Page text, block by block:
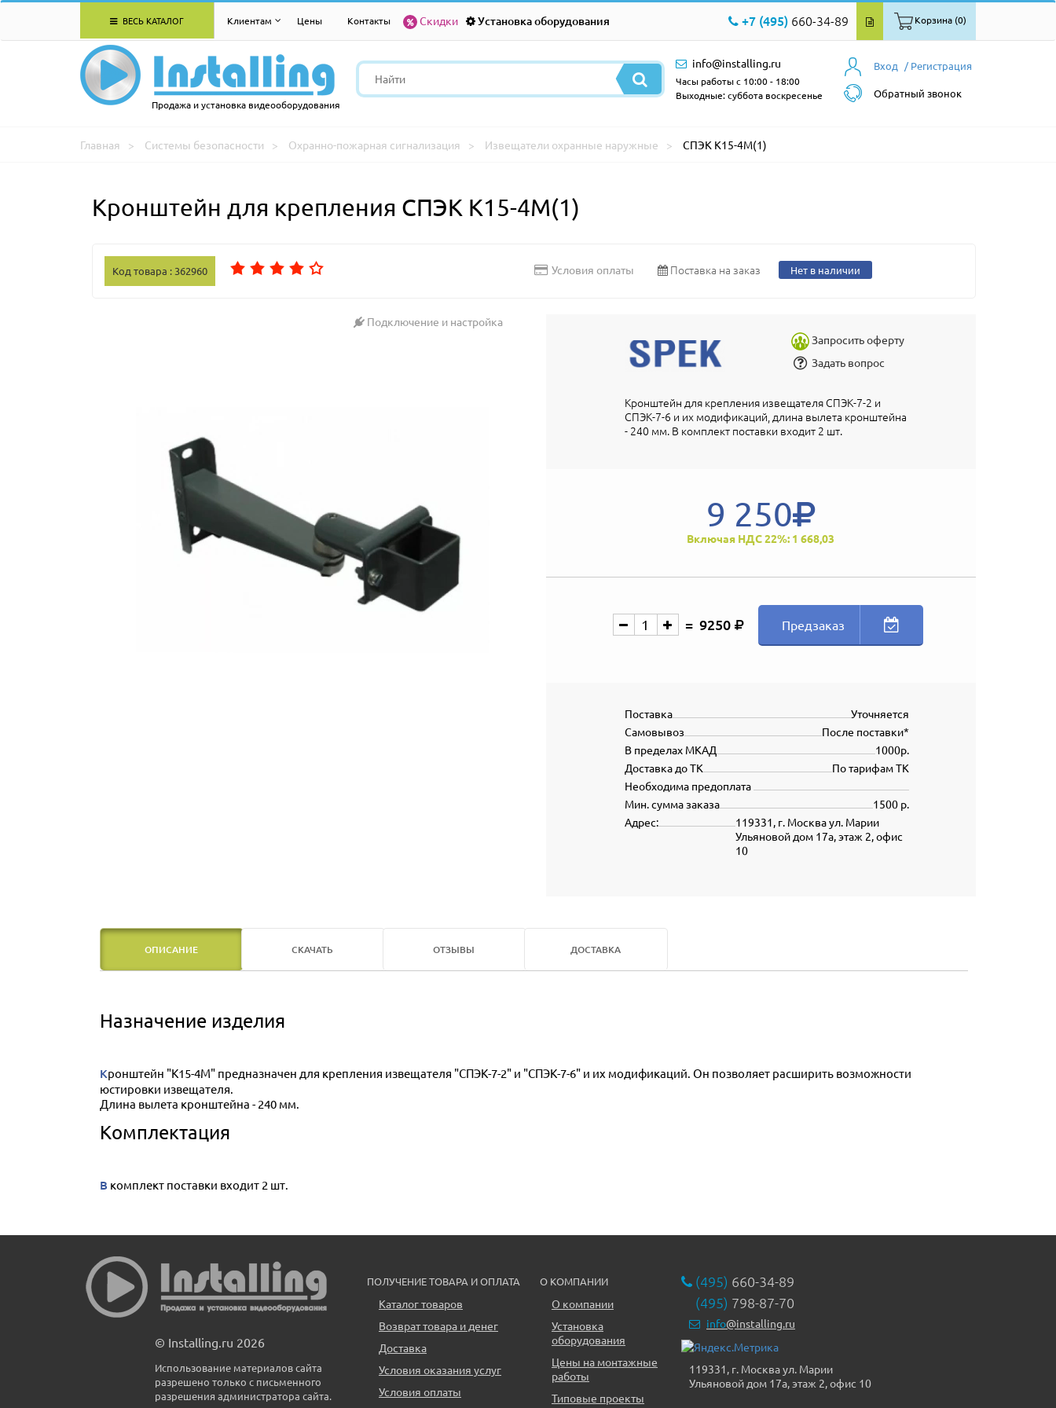
ВЕСЬ КАТАЛОГ Клиентам Цены Контакты Скидки Установка оборудования +7 (495) 660-34-89 Корзина (0)
Продажа и установка видеооборудования
Вход / Регистрация
Обратный звонок
info@installing.ru
Часы работы с 10:00 - 18:00
Выходные: суббота воскресенье
Главная Системы безопасности Охранно-пожарная сигнализация Извещатели охранные наружные СПЭК К15-4М(1)
Кронштейн для крепления СПЭК К15-4М(1)
Код товара : 362960 Условия оплаты Поставка на заказ Нет в наличии
Подключение и настройка
Запросить оферту
Задать вопрос
Кронштейн для крепления извещателя СПЭК-7-2 и
СПЭК-7-6 и их модификаций, длина вылета кронштейна
- 240 мм. В комплект поставки входит 2 шт.
9 250
Включая НДС 22%: 1 668,03
9250 Предзаказ
Уточняется
Поставка
После поставки*
Самовывоз
1000р.
В пределах МКАД
По тарифам ТК
Доставка до ТК
Необходима предоплата
1500 р.
Мин. сумма заказа
119331, г. Москва ул. Марии
Ульяновой дом 17а, этаж 2, офис
10
Адрес:
ОПИСАНИЕ СКАЧАТЬ ОТЗЫВЫ ДОСТАВКА
Назначение изделия
Кронштейн "К15-4М" предназначен для крепления извещателя "СПЭК-7-2" и "СПЭК-7-6" и их модификаций. Он позволяет расширить возможности
юстировки извещателя.
Длина вылета кронштейна - 240 мм.
Комплектация
В комплект поставки входит 2 шт.
© Installing.ru 2026
Использование материалов сайта
разрешено только с письменного
разрешения администратора сайта.
ПОЛУЧЕНИЕ ТОВАРА И ОПЛАТА
Каталог товаров
Возврат товара и денег
Доставка
Условия оказания услуг
Условия оплаты
О КОМПАНИИ
О компании
Установка
оборудования
Цены на монтажные
работы
Типовые проекты
(495) 660-34-89
(495) 798-87-70
info@installing.ru
119331, г. Москва ул. Марии
Ульяновой дом 17а, этаж 2, офис 10